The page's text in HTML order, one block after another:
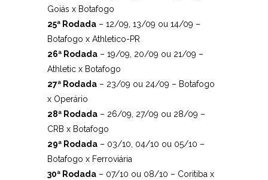
Goiás x Botafogo
25ª Rodada – 12/09, 13/09 ou 14/09 –
Botafogo x Athletico-PR
26ª Rodada – 19/09, 20/09 ou 21/09 –
Athletic x Botafogo
27ª Rodada – 23/09 ou 24/09 – Botafogo
x Operário
28ª Rodada – 26/09, 27/09 ou 28/09 –
CRB x Botafogo
29ª Rodada – 03/10, 04/10 ou 05/10 –
Botafogo x Ferroviária
30ª Rodada – 07/10 ou 08/10 – Coritiba x